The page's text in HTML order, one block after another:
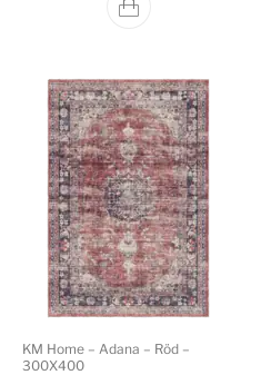
KM Home – Adana – Röd –
300X400